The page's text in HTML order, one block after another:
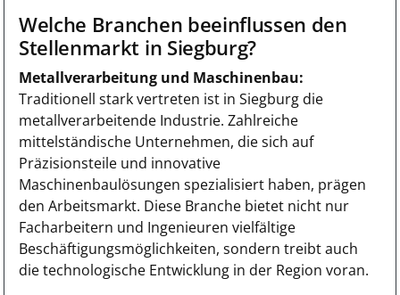
Welche Branchen beeinflussen den
Stellenmarkt in Siegburg?
Metallverarbeitung und Maschinenbau:
Traditionell stark vertreten ist in Siegburg die
metallverarbeitende Industrie. Zahlreiche
mittelständische Unternehmen, die sich auf
Präzisionsteile und innovative
Maschinenbaulösungen spezialisiert haben, prägen
den Arbeitsmarkt. Diese Branche bietet nicht nur
Facharbeitern und Ingenieuren vielfältige
Beschäftigungsmöglichkeiten, sondern treibt auch
die technologische Entwicklung in der Region voran.